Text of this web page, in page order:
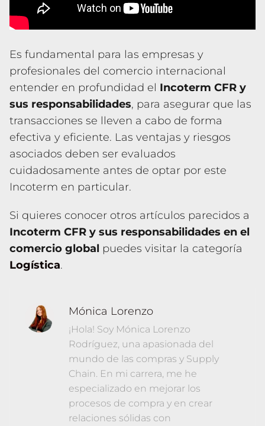
Es fundamental para las empresas y
profesionales del comercio internacional
entender en profundidad el Incoterm CFR y
sus responsabilidades, para asegurar que las
transacciones se lleven a cabo de forma
efectiva y eficiente. Las ventajas y riesgos
asociados deben ser evaluados
cuidadosamente antes de optar por este
Incoterm en particular.
Si quieres conocer otros artículos parecidos a
Incoterm CFR y sus responsabilidades en el
comercio global puedes visitar la categoría
Logística.
Mónica Lorenzo
¡Hola! Soy Mónica Lorenzo
Rodríguez, una apasionada del
mundo de las compras y Supply
Chain. En mi carrera, me he
especializado en mejorar los
procesos de compra y en crear
relaciones sólidas con